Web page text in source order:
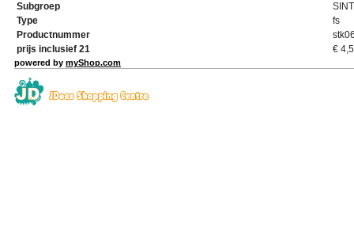
Subgroep
Type
fs
Productnummer
prijs inclusief 21
€
powered by myShop.com